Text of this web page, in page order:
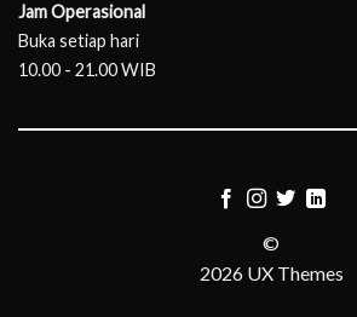
Jam Operasional
Buka setiap hari
10.00 - 21.00 WIB
©
2026 UX Themes